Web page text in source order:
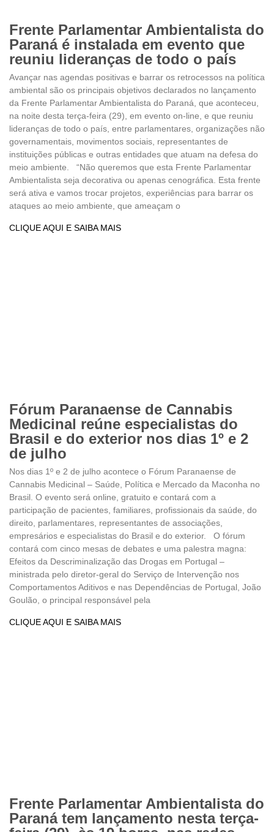
Frente Parlamentar Ambientalista do
Paraná é instalada em evento que
reuniu lideranças de todo o país
Avançar nas agendas positivas e barrar os retrocessos na política
ambiental são os principais objetivos declarados no lançamento
da Frente Parlamentar Ambientalista do Paraná, que aconteceu,
na noite desta terça-feira (29), em evento on-line, e que reuniu
lideranças de todo o país, entre parlamentares, organizações não
governamentais, movimentos sociais, representantes de
instituições públicas e outras entidades que atuam na defesa do
meio ambiente. “Não queremos que esta Frente Parlamentar
Ambientalista seja decorativa ou apenas cenográfica. Esta frente
será ativa e vamos trocar projetos, experiências para barrar os
ataques ao meio ambiente, que ameaçam o
CLIQUE AQUI E SAIBA MAIS
Fórum Paranaense de Cannabis
Medicinal reúne especialistas do
Brasil e do exterior nos dias 1º e 2
de julho
Nos dias 1º e 2 de julho acontece o Fórum Paranaense de
Cannabis Medicinal – Saúde, Política e Mercado da Maconha no
Brasil. O evento será online, gratuito e contará com a
participação de pacientes, familiares, profissionais da saúde, do
direito, parlamentares, representantes de associações,
empresários e especialistas do Brasil e do exterior. O fórum
contará com cinco mesas de debates e uma palestra magna:
Efeitos da Descriminalização das Drogas em Portugal –
ministrada pelo diretor-geral do Serviço de Intervenção nos
Comportamentos Aditivos e nas Dependências de Portugal, João
Goulão, o principal responsável pela
CLIQUE AQUI E SAIBA MAIS
Frente Parlamentar Ambientalista do
Paraná tem lançamento nesta terça-